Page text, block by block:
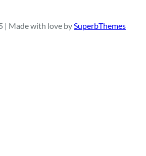
| Made with love bySuperbThemes